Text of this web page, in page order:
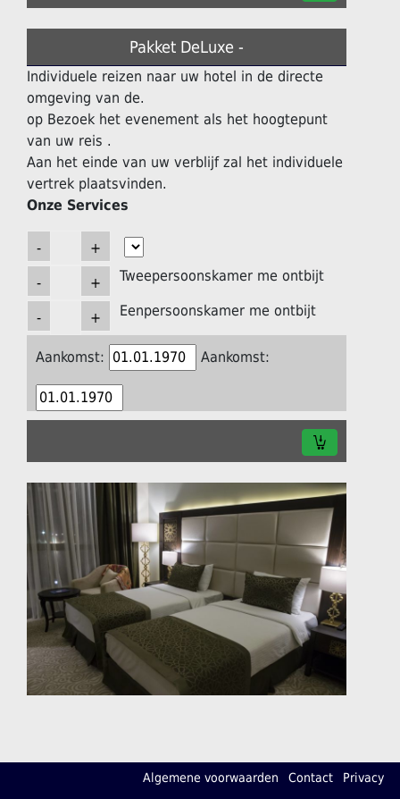
Pakket DeLuxe -
Individuele reizen naar uw hotel in de directe
omgeving van de.
op Bezoek het evenement als het hoogtepunt
van uw reis .
Aan het einde van uw verblijf zal het individuele
vertrek plaatsvinden.
Onze Services
Tweepersoonskamer me ontbijt
Eenpersoonskamer me ontbijt
Aankomst: Aankomst:
Algemene voorwaarden Contact Privacy